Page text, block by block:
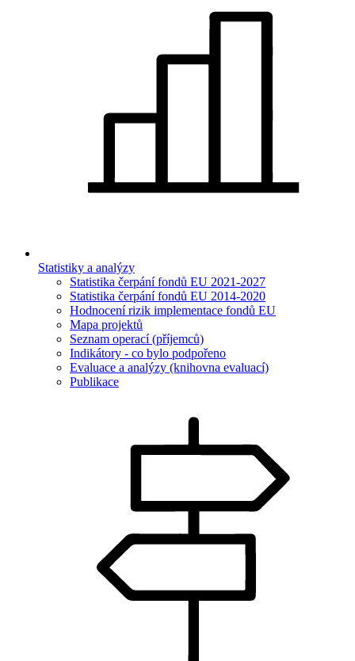
Statistiky a analýzy
Statistika čerpání fondů EU 2021-2027
Statistika čerpání fondů EU 2014-2020
Hodnocení rizik implementace fondů EU
Mapa projektů
Seznam operací (příjemců)
Indikátory - co bylo podpořeno
Evaluace a analýzy (knihovna evaluací)
Publikace